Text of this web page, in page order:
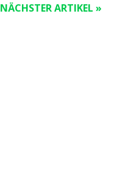
NÄCHSTER ARTIKEL »